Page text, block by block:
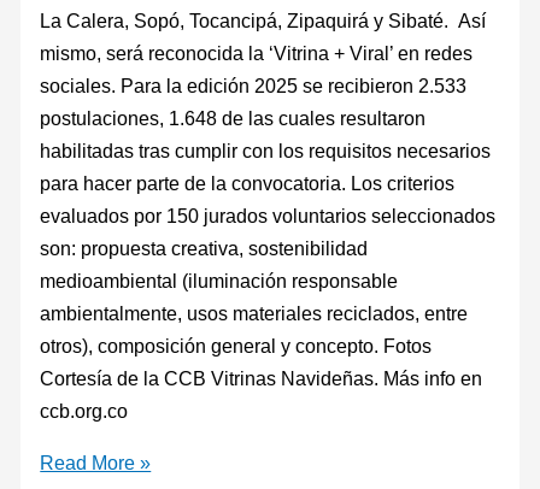
La Calera, Sopó, Tocancipá, Zipaquirá y Sibaté. Así
mismo, será reconocida la ‘Vitrina + Viral’ en redes
sociales. Para la edición 2025 se recibieron 2.533
postulaciones, 1.648 de las cuales resultaron
habilitadas tras cumplir con los requisitos necesarios
para hacer parte de la convocatoria. Los criterios
evaluados por 150 jurados voluntarios seleccionados
son: propuesta creativa, sostenibilidad
medioambiental (iluminación responsable
ambientalmente, usos materiales reciclados, entre
otros), composición general y concepto. Fotos
Cortesía de la CCB Vitrinas Navideñas. Más info en
ccb.org.co
Read More »